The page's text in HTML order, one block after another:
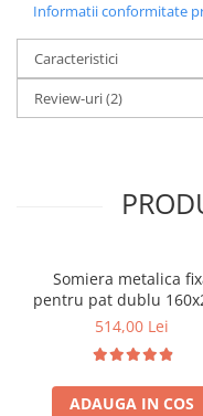
Informatii conformitate
Caracteristici
Review-uri(2)
Somiera metalica
pentru pat dublu
6 picioare, 32 lamele
saltea ferm, negru
514,00 Lei
ADAUGA IN COS